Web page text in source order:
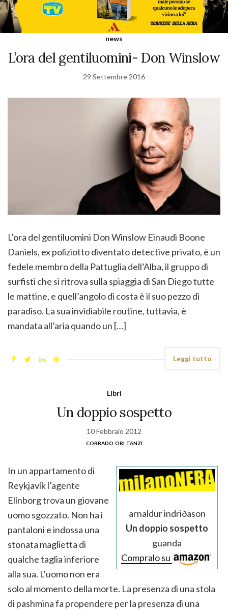
news
L’ora del gentiluomini- Don Winslow
29 Settembre 2016
L’ora del gentiluomini Don Winslow Einaudi Boone
Daniels, ex poliziotto diventato detective privato, è un
fedele membro della Pattuglia dell’Alba, il gruppo di
surfisti che si ritrova sulla spiaggia di San Diego tutte
le mattine, e quell’angolo di costa è il suo pezzo di
paradiso. La sua invidiabile routine, tuttavia, è
mandata all’aria quando un […]
Leggi tutto
Libri
Un doppio sospetto
10 Febbraio 2012
corrado ori tanzi
arnaldur indriðason
Un doppio sospetto
guanda
Compralo su
In un appartamento di
Reykjavík l’agente
Elínborg trova un giovane
uomo sgozzato. Non ha i
pantaloni e indossa una
stonata maglietta di
qualche taglia inferiore
alla sua. L’uomo non era
solo al momento della morte. La presenza di una stola
di pashmina fa propendere per la presenza di una